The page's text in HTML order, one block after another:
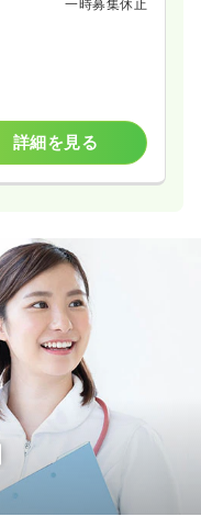
一時募集休止
詳細を見る